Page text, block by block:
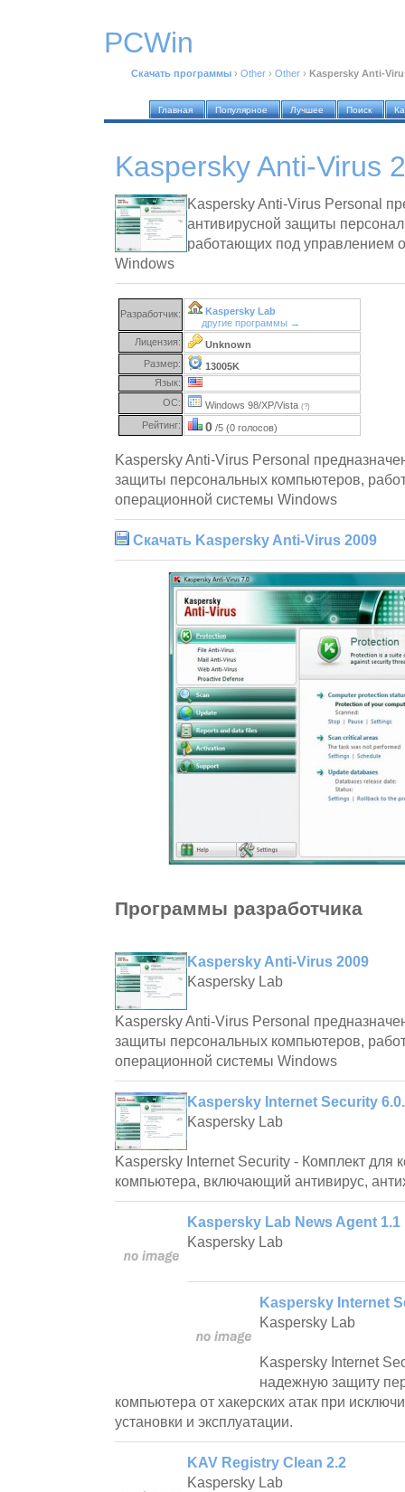
PCWin
Скачать программы › Other › Other › Kaspersky Anti-
Главная Популярное Лучшее Поиск
Kaspersky Anti-Virus
Kaspersky Anti-Virus Personal
антивирусной защиты
работающих под управлением
Windows
Разработчик:
Kaspersky Lab
другие программы →
Лицензия:
Unknown
Размер:
13005K
Язык:
ОС:
Windows 98/XP/Vista (?)
Рейтинг: 0 /5 (0 голосов)
Kaspersky Anti-Virus Personal
защиты персональных компьютеров,
операционной системы Windows
Скачать Kaspersky Anti-Virus 2009
Программы разработчика
Kaspersky Anti-Virus 2009
Kaspersky Lab
Kaspersky Anti-Virus Personal
защиты персональных компьютеров,
операционной системы Windows
Kaspersky Internet Security
Kaspersky Lab
Kaspersky Internet Security - Комплект для
компьютера, включающий антивирус,
Kaspersky Lab News Agent 1.1
Kaspersky Lab
Kaspersky Internet
Kaspersky Lab
Kaspersky Internet
надежную защиту
компьютера от хакерских атак при
установки и эксплуатации.
KAV Registry Clean 2.2
Kaspersky Lab